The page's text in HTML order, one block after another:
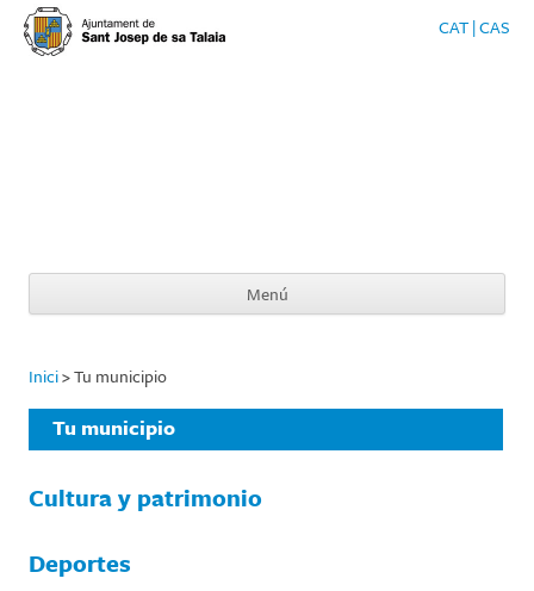
CAT|CAS
Menú
Inici>Tu municipio
Tu municipio
Cultura y patrimonio
Deportes